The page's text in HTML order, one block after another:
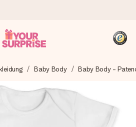
sorgfältig vor und schicken es
es am meisten zählt.
Baby Body Baby Body -